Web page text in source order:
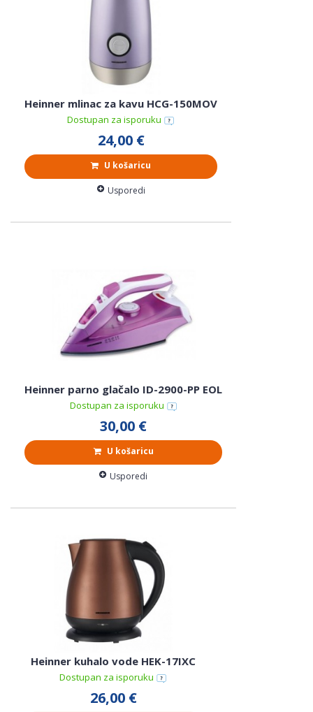
Heinner mlinac za kavu HCG-150MOV
Dostupan za isporuku
24,00 €
U košaricu
Usporedi
Heinner parno glačalo ID-2900-PP EOL
Dostupan za isporuku
30,00 €
U košaricu
Usporedi
Heinner kuhalo vode HEK-17IXC
Dostupan za isporuku
26,00 €